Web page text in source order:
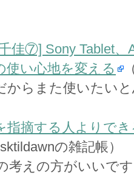
佳⑦] Sony Tablet、
使い心地を変える
からまた使いたい
指摘する人よりで
の雑記帳）
考えの方がいいで